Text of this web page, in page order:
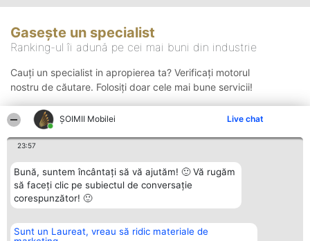
ȘOIMII Mobilei Live chat
23:57
Bună, suntem încântați să vă ajutăm! 🙂 Vă rugăm
să faceți clic pe subiectul de conversație
corespunzător! 🙂
Sunt un Laureat, vreau să ridic materiale de
Gasește un specialist
Ranking-ul îi adună pe cei mai buni din industrie
Cauți un specialist in apropierea ta? Verificați motorul
nostru de căutare. Folosiți doar cele mai bune servicii!
Organizator Ranking Plebiscyt Contact